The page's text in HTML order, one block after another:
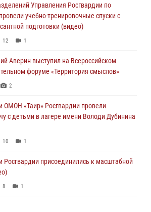
комендатура Росгвардии отмечает день
годов
Управления Росгвардии по
учебно-тренировочные спуски с
подготовки (видео)
12 1
Аверин выступил на Всероссийском
форуме «Территория смыслов»
2
ОМОН «Таир» Росгвардии провели
с детьми в лагере имени Володи Дубинина
10 1
Росгвардии присоединились к масштабной
8 1